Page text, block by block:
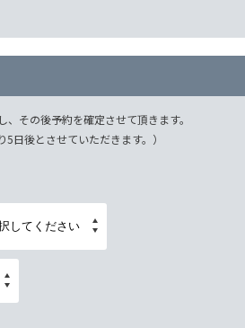
その後予約を確定させて頂きます。
5日後とさせていただきます。）